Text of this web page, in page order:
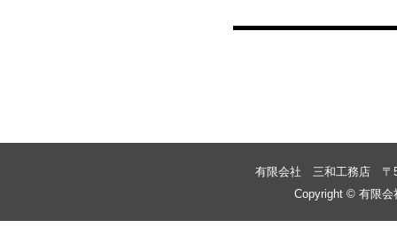
有限会社 三和工務店 〒
Copyright © 有限